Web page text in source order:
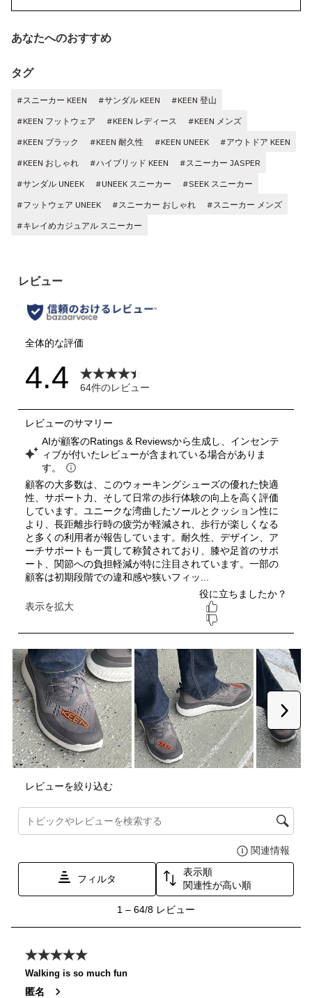
あなたへのおすすめ
タグ
#スニーカー KEEN #サンダル KEEN
#KEEN 登山
#KEEN フットウェア
#KEEN レディース
#KEEN メンズ
#KEEN ブラック
#KEEN 耐久性 #KEEN UNEEK
#アウトドア KEEN
#KEEN おしゃれ
#ハイブリッド KEEN
#スニーカー JASPER
#サンダル UNEEK
#UNEEK スニーカー
#SEEK スニーカー
#フットウェア UNEEK
#スニーカー おしゃれ
#スニーカー メンズ
#キレイめカジュアル スニーカー